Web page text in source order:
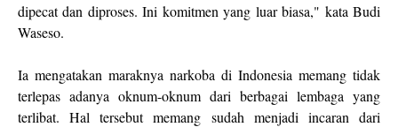
dipecat dan diproses. Ini komitmen yang luar biasa," kata Budi
Waseso.
Ia mengatakan maraknya narkoba di Indonesia memang tidak
terlepas adanya oknum-oknum dari berbagai lembaga yang
terlibat. Hal tersebut memang sudah menjadi incaran dari